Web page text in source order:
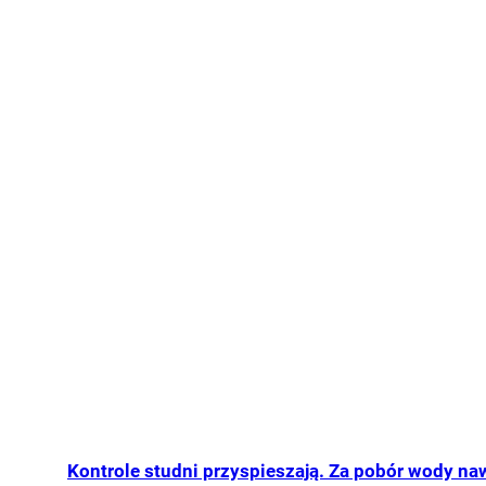
Kontrole studni przyspieszają. Za pobór wody